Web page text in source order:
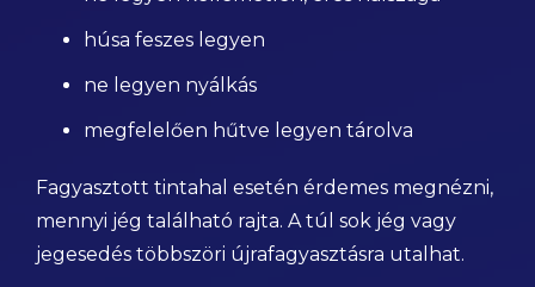
húsa feszes legyen
ne legyen nyálkás
megfelelően hűtve legyen tárolva
Fagyasztott tintahal esetén érdemes megnézni,
mennyi jég található rajta. A túl sok jég vagy
jegesedés többszöri újrafagyasztásra utalhat.